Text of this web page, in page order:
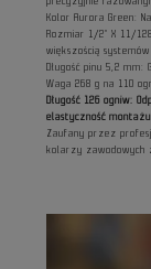
Kolor Aurora Green:
Rozmiar 1/2" X 11/
większością systemów
Długość pinu 5,2
Waga 268 g na 110
Długość 126 ogniw:
elastyczność
Zaufany przez
kolarzy zawodowych